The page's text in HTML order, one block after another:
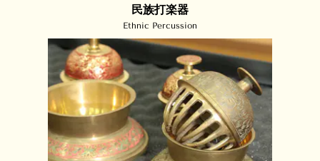
民族打楽器
Ethnic Percussion